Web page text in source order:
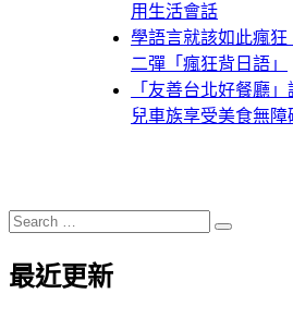
用生活會話
學語言就該如此瘋狂
二彈「瘋狂背日語」
「友善台北好餐廳
兒車族享受美食無障
Search
for:
Search
最近更新